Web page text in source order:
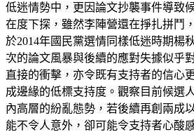
低迷情勢中，更因論文抄襲事件導致
在度下探，雖然李陣營還在掙扎拼鬥
於2014年國民黨選情同樣低迷時期楊
次的論文風暴與後續的應對失據似乎
直接的衝擊，亦令既有支持者的信心
成邊緣的低標支持度。觀察目前候選
內高層的紛亂態勢，若後續再創兩成
能不令人意外，卻可能令支持者心酸